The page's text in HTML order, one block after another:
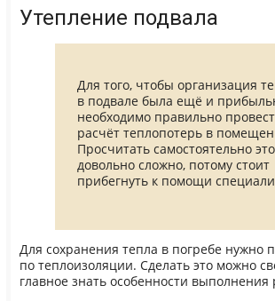
Утепление подвала
Для того, чтобы организация
в подвале была ещё и
необходимо правильно
расчёт теплопотерь в
Просчитать самостоятельно это
довольно сложно, потому стоит
прибегнуть к помощи
Для сохранения тепла в погребе нужно
по теплоизоляции. Сделать это можно
главное знать особенности выполнения